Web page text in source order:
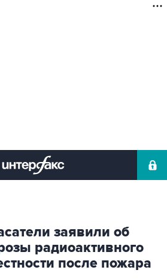
заявили об
радиоактивного
после пожара